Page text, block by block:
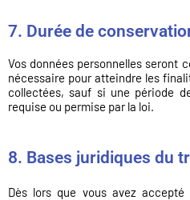
7. Durée de
Vos données personnelles seront
nécessaire pour atteindre les
collectées, sauf si une période
requise ou permise par la loi.
8. Bases juridiques du
Dès lors que vous avez